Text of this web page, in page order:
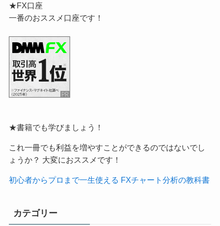
★FX口座
一番のおススメ口座です！
★書籍でも学びましょう！
これ一冊でも利益を増やすことができるのではないでし
ょうか？ 大変におススメです！
初心者からプロまで一生使える FXチャート分析の教科書
カテゴリー